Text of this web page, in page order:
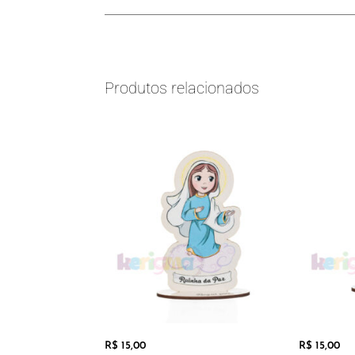
Produtos relacionados
R$ 15,00 R$ 15,00